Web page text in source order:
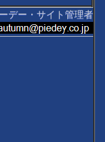
デー・サイト管理者